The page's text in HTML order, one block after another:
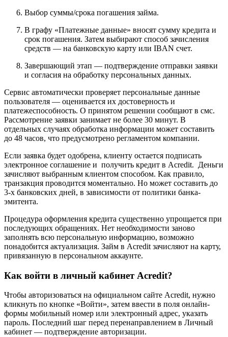
Выбор суммы/срока погашения займа.
В графу «Платежные данные» вносят сумму кредита и
срок погашения. Затем выбирают способ зачисления
средств — на банковскую карту или IBAN счет.
Завершающий этап — подтверждение отправки заявки
и согласия на обработку персональных данных.
Сервис автоматически проверяет персональные данные
пользователя — оценивается их достоверность и
платежеспособность. О принятом решении сообщают в смс.
Рассмотрение заявки занимает не более 30 минут. В
отдельных случаях обработка информации может составить
до 48 часов, что предусмотрено регламентом компании.
Если заявка будет одобрена, клиенту остается подписать
электронное соглашение и получить кредит в Acredit. Деньги
зачисляют выбранным клиентом способом. Как правило,
транзакция проводится моментально. Но может составить до
3-х банковских дней, в зависимости от политики банка-
эмитента.
Процедура оформления кредита существенно упрощается при
последующих обращениях. Нет необходимости заново
заполнять всю персональную информацию, возможно
понадобится актуализация. Займ в Acredit зачисляют на карту,
привязанную в персональном аккаунте.
Как войти в личный кабинет Acredit?
Чтобы авторизоваться на официальном сайте Acredit, нужно
кликнуть по кнопке «Войти», затем ввести в поля онлайн-
формы мобильный номер или электронный адрес, указать
пароль. Последний шаг перед перенаправлением в Личный
кабинет — подтверждение авторизации.